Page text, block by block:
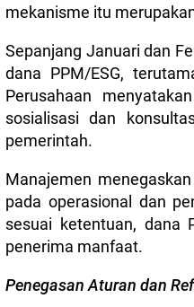
mekanisme itu
Sepanjang Januari dan
dana PPM/ESG,
Perusahaan
sosialisasi dan
pemerintah.
Manajemen
pada operasional dan
sesuai ketentuan, dana
penerima manfaat.
Penegasan Aturan dan